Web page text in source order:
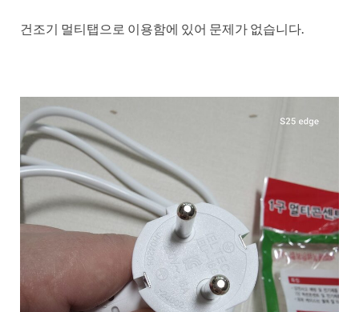
건조기 멀티탭으로 이용함에 있어 문제가 없습니다.